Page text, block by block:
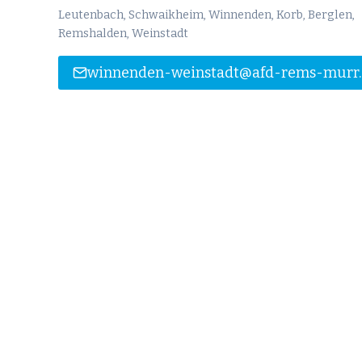
Leutenbach, Schwaikheim, Winnenden, Korb, Berglen,
Remshalden, Weinstadt
winnenden-weinstadt@afd-rems-